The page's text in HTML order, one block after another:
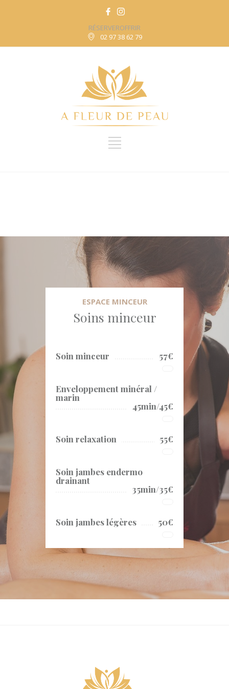
RÉSERVEROFFRIR
02 97 38 62 79
ESPACE MINCEUR
Soins minceur
Soin minceur 57€
Enveloppement minéral /
marin
45min/45€
Soin relaxation 55€
Soin jambes endermo
drainant
35min/35€
Soin jambes légères 50€